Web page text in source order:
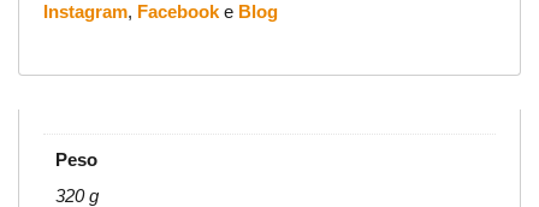
Instagram, Facebook e Blog
Peso
320 g